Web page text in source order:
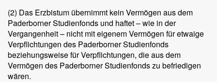
(2) Das Erzbistum übernimmt kein Vermögen aus dem
Paderborner Studienfonds und haftet – wie in der
Vergangenheit – nicht mit eigenem Vermögen für etwaige
Verpflichtungen des Paderborner Studienfonds
beziehungsweise für Verpflichtungen, die aus dem
Vermögen des Paderborner Studienfonds zu befriedigen
wären.